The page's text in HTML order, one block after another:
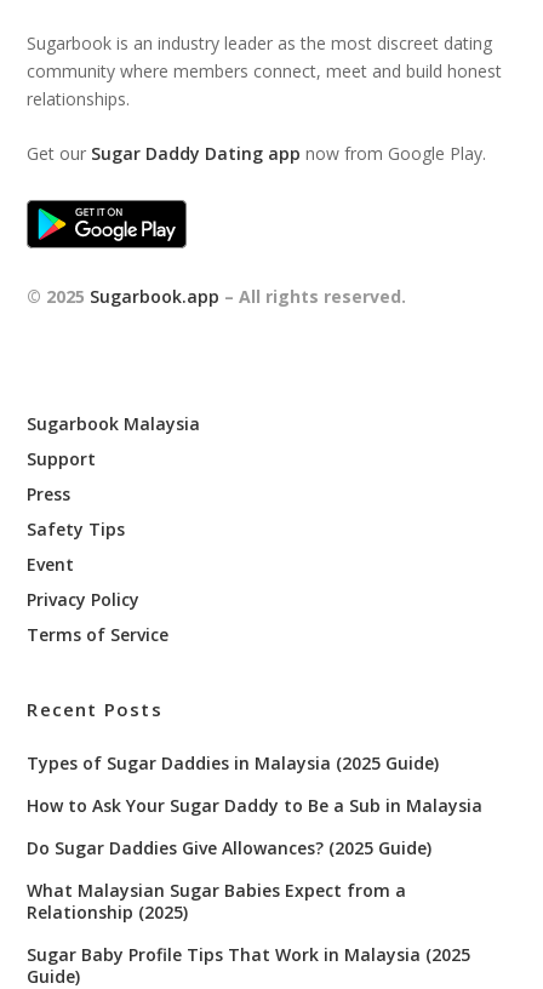
Sugarbook is an industry leader as the most discreet dating
community where members connect, meet and build honest
relationships.
Get our Sugar Daddy Dating app now from Google Play.
© 2025 Sugarbook.app – All rights reserved.
Sugarbook Malaysia
Support
Press
Safety Tips
Event
Privacy Policy
Terms of Service
Recent Posts
Types of Sugar Daddies in Malaysia (2025 Guide)
How to Ask Your Sugar Daddy to Be a Sub in Malaysia
Do Sugar Daddies Give Allowances? (2025 Guide)
What Malaysian Sugar Babies Expect from a
Relationship (2025)
Sugar Baby Profile Tips That Work in Malaysia (2025
Guide)